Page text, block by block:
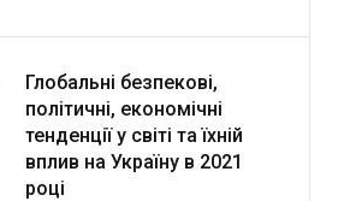
Глобальні безпекові,
політичні, економічні
тенденції у світі та їхній
вплив на Україну в 2021
році